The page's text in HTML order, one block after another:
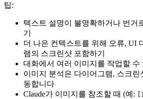
팁:
텍스트 설명이 불명확하거나 번거
기
더 나은 컨텍스트를 위해 오류, UI
램의 스크린샷 포함하기
대화에서 여러 이미지를 작업할 수
이미지 분석은 다이어그램, 스크린
동합니다
Claude가 이미지를 참조할 때 (예: